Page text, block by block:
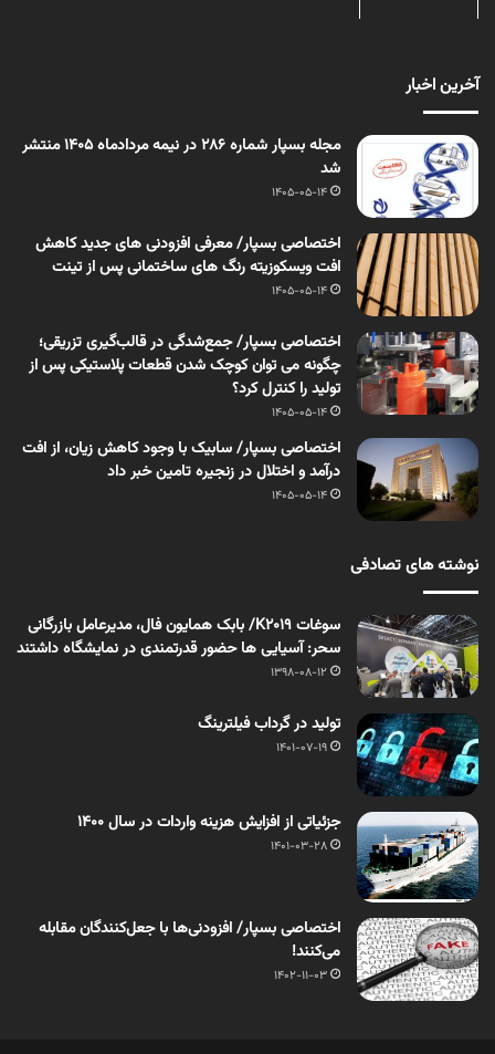
آخرین اخبار
مجله بسپار شماره 286 در نیمه مردادماه 1405 منتشر
شد
1405-05-14
اختصاصی بسپار/ معرفی افزودنی های جدید کاهش
افت ویسکوزیته رنگ های ساختمانی پس از تینت
1405-05-14
اختصاصی بسپار/ جمع‌شدگی در قالب‌گیری تزریقی؛
چگونه می توان کوچک شدن قطعات پلاستیکی پس از
تولید را کنترل کرد؟
1405-05-14
اختصاصی بسپار/ سابیک با وجود کاهش زیان، از افت
درآمد و اختلال در زنجیره تامین خبر داد
1405-05-14
نوشته های تصادفی
سوغات K2019/ بابک همایون فال، مدیرعامل بازرگانی
سحر: آسیایی ها حضور قدرتمندی در نمایشگاه داشتند
1398-08-12
تولید در گرداب فیلترینگ
1401-07-19
جزئیاتی از افزایش هزینه واردات در سال ١٤٠٠
1401-03-28
اختصاصی بسپار/ افزودنی‌‌‌‌ها با جعل‌‌‌‌کنندگان مقابله
می‌‌‌‌کنند!
1402-11-03